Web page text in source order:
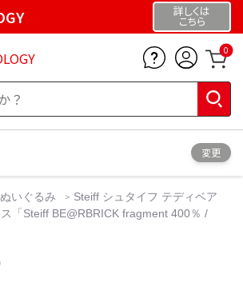
詳しくは
こちら
0
変更
ぬいぐるみ
Steiff シュタイフ テディベア
「Steiff BE@RBRICK fragment 400％ /